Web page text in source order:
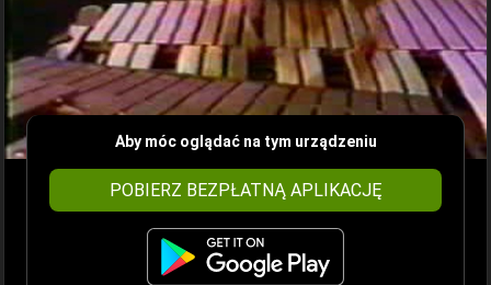
Aby móc oglądać na tym urządzeniu
POBIERZ BEZPŁATNĄ APLIKACJĘ